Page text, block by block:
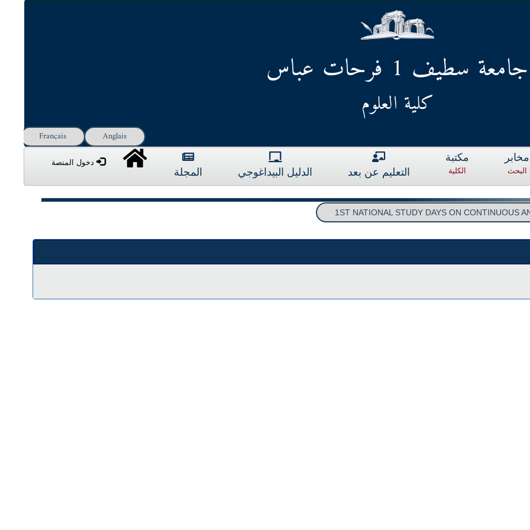
جامعة سطيف 1 فرحات عباس
كلية العلوم
Français Anglais
دخول المنصة مخابر
البحث
مكتبة
الكلية التعليم عن بعد الدليل البيداغوجي المجلة
1ST NATIONAL STUDY DAYS ON CONTINUOUS